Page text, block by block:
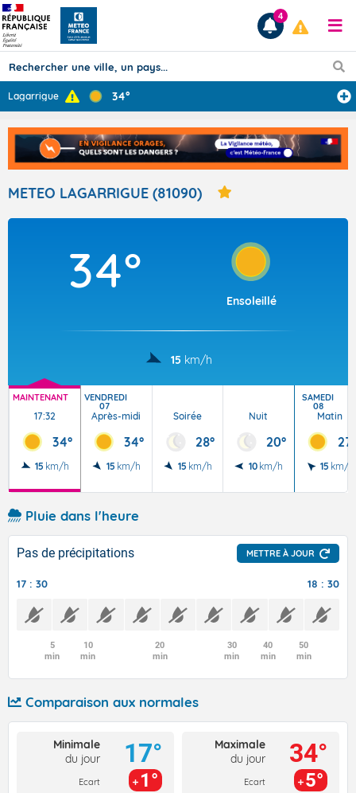
Prévisions
TOUS LES RÉSULTATS
Articles
4
Lagarrigue 34°
METEO LAGARRIGUE (81090)
34°
Ensoleillé
15 km/h
MAINTENANT
17:32
34°
15 km/h
VENDREDI
07
Après-midi
34°
15 km/h
Soirée
28°
15 km/h
Nuit
20°
10 km/h
SAMEDI
08
Matin
27°
15 km/h
Pluie dans l'heure
Pas de précipitations METTRE À JOUR
17 : 30 18 : 30
5
min
10
min
20
min
30
min
40
min
50
min
Comparaison aux normales
Minimale
du jour
Ecart
17°
1°
Maximale
du jour
Ecart
34°
5°